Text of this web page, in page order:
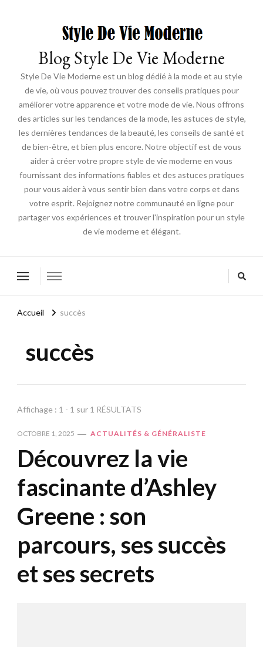
Blog Style De Vie Moderne
Style De Vie Moderne est un blog dédié à la mode et au style
de vie, où vous pouvez trouver des conseils pratiques pour
améliorer votre apparence et votre mode de vie. Nous offrons
des articles sur les tendances de la mode, les astuces de style,
les dernières tendances de la beauté, les conseils de santé et
de bien-être, et bien plus encore. Notre objectif est de vous
aider à créer votre propre style de vie moderne en vous
fournissant des informations fiables et des astuces pratiques
pour vous aider à vous sentir bien dans votre corps et dans
votre esprit. Rejoignez notre communauté en ligne pour
partager vos expériences et trouver l'inspiration pour un style
de vie moderne et élégant.
Accueil succès
succès
Affichage : 1 - 1 sur 1 RÉSULTATS
OCTOBRE 1, 2025 ACTUALITÉS & GÉNÉRALISTE
Découvrez la vie
fascinante d’Ashley
Greene : son
parcours, ses succès
et ses secrets